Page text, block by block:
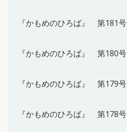
『かもめのひろば』 第181号
『かもめのひろば』 第180号
『かもめのひろば』 第179号
『かもめのひろば』 第178号